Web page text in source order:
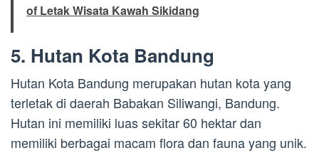
of Letak Wisata Kawah Sikidang
5. Hutan Kota Bandung
Hutan Kota Bandung merupakan hutan kota yang
terletak di daerah Babakan Siliwangi, Bandung.
Hutan ini memiliki luas sekitar 60 hektar dan
memiliki berbagai macam flora dan fauna yang unik.